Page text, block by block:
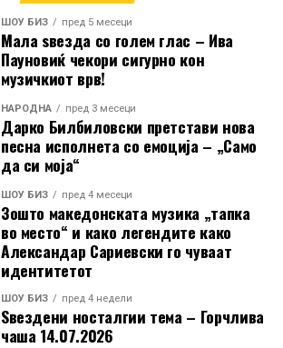
ШОУ БИЗ пред 5 месеци
Мала ѕвезда со голем глас – Ива
Пауновиќ чекори сигурно кон
музичкиот врв!
НАРОДНА пред 3 месеци
Дарко Билбиловски претстави нова
песна исполнета со емоција – „Само
да си моја“
ШОУ БИЗ пред 4 месеци
Зошто македонската музика „тапка
во место“ и како легендите како
Александар Сариевски го чуваат
идентитетот
ШОУ БИЗ пред 4 недели
Ѕвездени носталгии тема – Горчлива
чаша 14.07.2026